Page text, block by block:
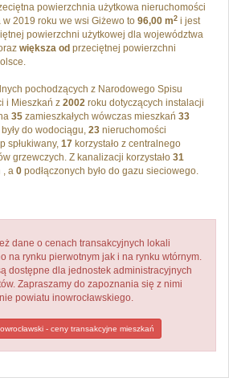
powierzchnia użytkowa nieruchomości
2019 roku we wsi Giżewo to 96,00 m2 i jest
powierzchni użytkowej dla województwa
większa od przeciętnej powierzchni
pochodzących z Narodowego Spisu
i Mieszkań z 2002 roku dotyczących instalacji
35 zamieszkałych wówczas mieszkań 33
do wodociągu, 23 nieruchomości
spłukiwany, 17 korzystało z centralnego
grzewczych. Z kanalizacji korzystało 31
, a 0 podłączonych było do gazu sieciowego.
dane o cenach transakcyjnych lokali
na rynku pierwotnym jak i na rynku wtórnym.
dostępne dla jednostek administracyjnych
Zapraszamy do zapoznania się z nimi
powiatu inowrocławskiego.
- ceny transakcyjne mieszkań